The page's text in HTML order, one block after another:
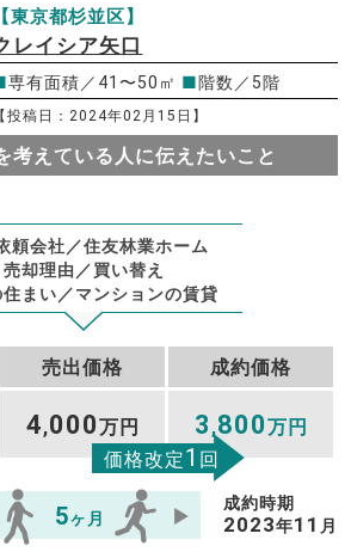
【東京都杉並区】
レイシア矢口
専有面積／41〜50㎡ ■階数／5階
【投稿日：2024年02月15日】
考えている人に伝えたいこと
頼会社／住友林業ホーム
売却理由／買い替え
まい／マンションの賃貸
売出価格 成約価格
4,000万円 3 ,800万円
価格改定1 回
5ヶ月
成約時期
2023年11 月